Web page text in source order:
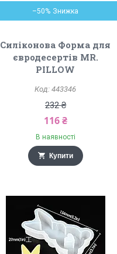
–50%
Силіконова Форма для
євродесертів MR.
PILLOW
443346
232 ₴
116 ₴
В наявності
Купити